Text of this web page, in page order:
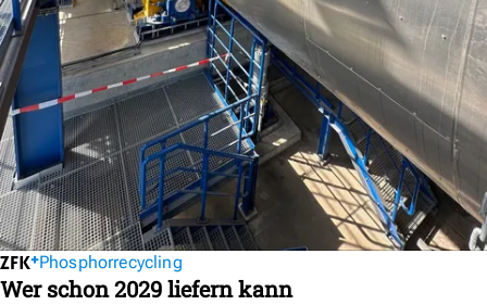
Phosphorrecycling
Wer schon 2029 liefern kann